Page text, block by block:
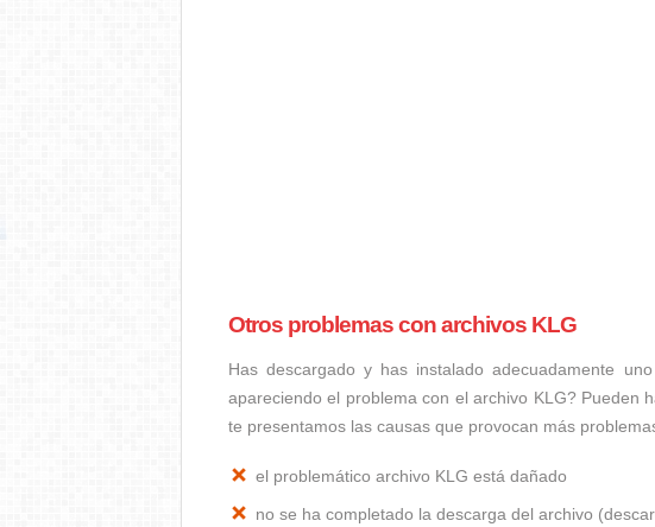
Otros problemas con archivos KLG
Has descargado y has instalado adecuadamente
apareciendo el problema con el archivo KLG? Pueden
te presentamos las causas que provocan más
el problemático archivo KLG está dañado
no se ha completado la descarga del archivo